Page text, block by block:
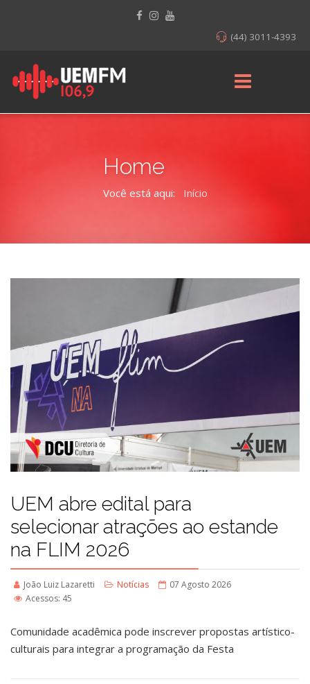
(44) 3011-4393
Home
Você está aqui: Início
UEM abre edital para
selecionar atrações ao estande
na FLIM 2026
João Luiz Lazaretti Notícias
07 Agosto 2026
Acessos: 45
Comunidade acadêmica pode inscrever propostas artístico-
culturais para integrar a programação da Festa